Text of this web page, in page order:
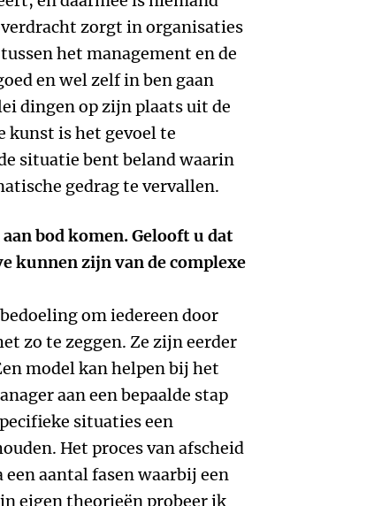
zorgt in organisaties
het management en de
en wel zelf in ben gaan
dingen op zijn plaats uit de
kunst is het gevoel te
situatie bent beland waarin
gedrag te vervallen.
bod komen. Gelooft u dat
kunnen zijn van de complexe
om iedereen door
zo te zeggen. Ze zijn eerder
model kan helpen bij het
aan een bepaalde stap
situaties een
Het proces van afscheid
aantal fasen waarbij een
eigen theorieën probeer ik